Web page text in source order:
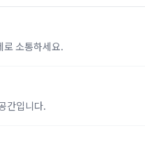
로 소통하세요.
간입니다.